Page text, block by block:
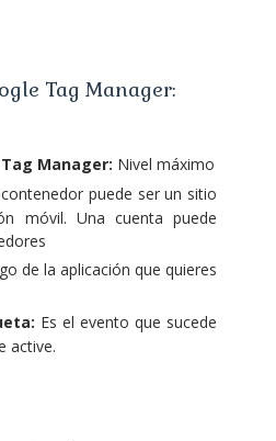
Tag Manager:
Manager: Nivel máximo
puede ser un sitio
móvil. Una cuenta puede
de la aplicación que quieres
Es el evento que sucede
active.